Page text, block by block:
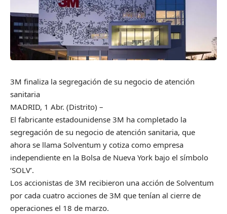
3M finaliza la segregación de su negocio de atención
sanitaria
MADRID, 1 Abr. (Distrito) –
El fabricante estadounidense 3M ha completado la
segregación de su negocio de atención sanitaria, que
ahora se llama Solventum y cotiza como empresa
independiente en la Bolsa de Nueva York bajo el símbolo
‘SOLV’.
Los accionistas de 3M recibieron una acción de Solventum
por cada cuatro acciones de 3M que tenían al cierre de
operaciones el 18 de marzo.